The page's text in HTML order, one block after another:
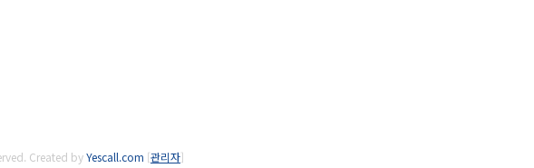
Created byYescall.com [관리자]